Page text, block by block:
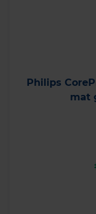
Philips
mat